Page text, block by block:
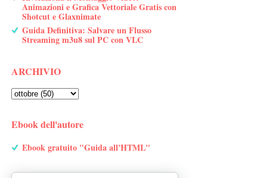
Animazioni e Grafica Vettoriale Gratis con
Shotcut e Glaxnimate
Guida Definitiva: Salvare un Flusso
Streaming m3u8 sul PC con VLC
ARCHIVIO
Ebook dell'autore
Ebook gratuito "Guida all'HTML"